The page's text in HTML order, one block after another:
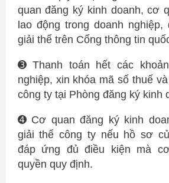
quan đăng ký kinh doanh, cơ
lao động trong doanh nghiệp,
giải thể trên Cổng thông tin
➌ Thanh toán hết các
nghiệp, xin khóa mã số thuế
công ty tại Phòng đăng ký kinh
➍ Cơ quan đăng ký kinh
giải thể công ty nếu hồ sơ
đáp ứng đủ điều kiện mà
quyền quy định.